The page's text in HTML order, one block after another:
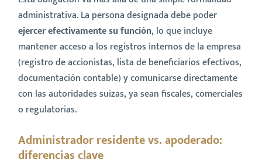
administrativa. La persona designada debe poder
ejercer efectivamente su función, lo que incluye
mantener acceso a los registros internos de la empresa
(registro de accionistas, lista de beneficiarios efectivos,
documentación contable) y comunicarse directamente
con las autoridades suizas, ya sean fiscales, comerciales
o regulatorias.
Administrador residente vs. apoderado:
diferencias clave